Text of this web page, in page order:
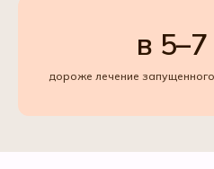
в
дороже лечение